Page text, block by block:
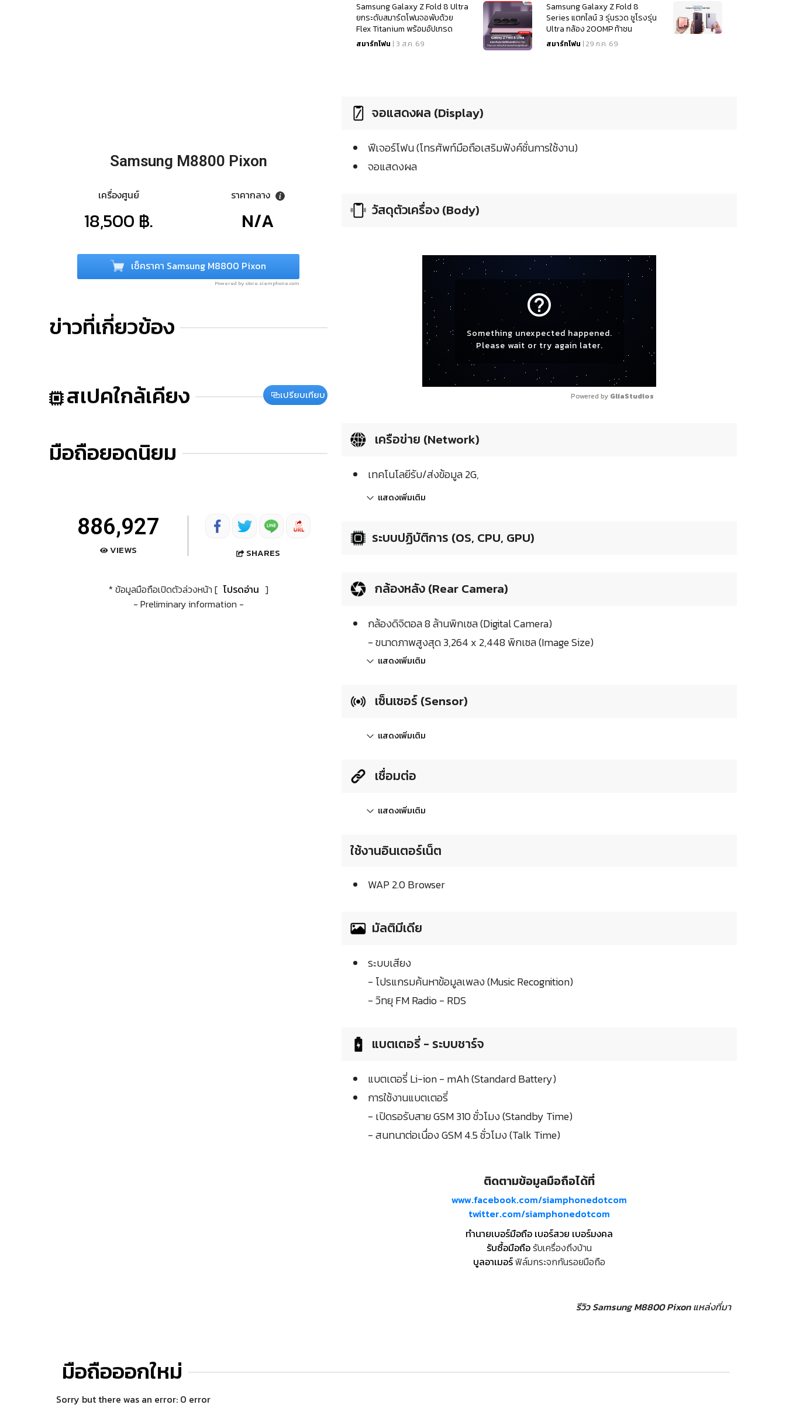
Samsung M8800 Pixon
เครื่องศูนย์
18,500 ฿.
ราคากลาง
N/A
เช็คราคา Samsung M8800 Pixon
Powered by store.siamphone.com
ข่าวที่เกี่ยวข้อง
สเปคใกล้เคียง เปรียบเทียบ
มือถือยอดนิยม
886,927
VIEWS SHARES
* ข้อมูลมือถือเปิดตัวล่วงหน้า [ โปรดอ่าน ]
- Preliminary information -
Samsung Galaxy Z Fold 8 Ultra
ยกระดับสมาร์ตโฟนจอพับด้วย
Flex Titanium พร้อมอัปเกรด
สเปคจอสุดเนียนตา
สมาร์ทโฟน | 3 ส.ค. 69
Samsung Galaxy Z Fold 8
Series แตกไลน์ 3 รุ่นรวด ชูโรงรุ่น
Ultra กล้อง 200MP ท้าชน
iPhone 18
สมาร์ทโฟน | 29 ก.ค. 69
จอแสดงผล (Display)
ฟีเจอร์โฟน (โทรศัพท์มือถือเสริมฟังค์ชั่นการใช้งาน)
จอแสดงผล
วัสดุตัวเครื่อง (Body)
help_outline
Something unexpected happened.
Please wait or try again later.
Powered by GliaStudios
เครือข่าย (Network)
เทคโนโลยีรับ/ส่งข้อมูล 2G,
แสดงเพิ่มเติม
ระบบปฏิบัติการ (OS, CPU, GPU)
กล้องหลัง (Rear Camera)
กล้องดิจิตอล 8 ล้านพิกเซล (Digital Camera)
- ขนาดภาพสูงสุด 3,264 x 2,448 พิกเซล (Image Size)
แสดงเพิ่มเติม
เซ็นเซอร์ (Sensor)
แสดงเพิ่มเติม
เชื่อมต่อ
แสดงเพิ่มเติม
ใช้งานอินเตอร์เน็ต
WAP 2.0 Browser
มัลติมีเดีย
ระบบเสียง
- โปรแกรมค้นหาข้อมูลเพลง (Music Recognition)
- วิทยุ FM Radio - RDS
แบตเตอรี่ - ระบบชาร์จ
แบตเตอรี่ Li-ion - mAh (Standard Battery)
การใช้งานแบตเตอรี่
- เปิดรอรับสาย GSM 310 ชั่วโมง (Standby Time)
- สนทนาต่อเนื่อง GSM 4.5 ชั่วโมง (Talk Time)
ติดตามข้อมูลมือถือได้ที่
www.facebook.com/siamphonedotcom
twitter.com/siamphonedotcom
ทำนายเบอร์มือถือ เบอร์สวย เบอร์มงคล
รับซื้อมือถือรับเครื่องถึงบ้าน
บูลอาเมอร์ฟิล์มกระจกกันรอยมือถือ
รีวิว Samsung M8800 Pixon แหล่งที่มา
มือถือออกใหม่
Sorry but there was an error: 0 error